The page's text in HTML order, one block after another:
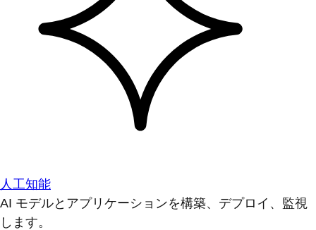
人工知能
AI モデルとアプリケーションを構築、デプロイ、監視
します。